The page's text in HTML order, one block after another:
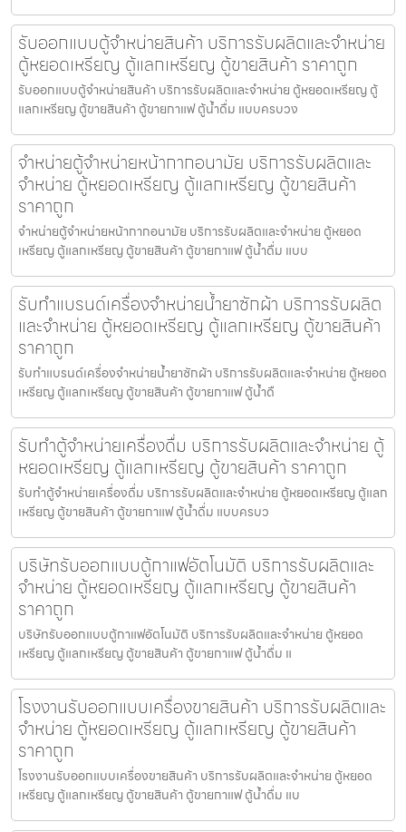
รับออกแบบตู้จำหน่ายสินค้า บริการรับผลิตและจำหน่าย
ตู้หยอดเหรียญ ตู้แลกเหรียญ ตู้ขายสินค้า ราคาถูก
รับออกแบบตู้จำหน่ายสินค้า บริการรับผลิตและจำหน่าย ตู้หยอดเหรียญ ตู้
แลกเหรียญ ตู้ขายสินค้า ตู้ขายกาแฟ ตู้น้ำดื่ม แบบครบวง
จำหน่ายตู้จำหน่ายหน้ากากอนามัย บริการรับผลิตและ
จำหน่าย ตู้หยอดเหรียญ ตู้แลกเหรียญ ตู้ขายสินค้า
ราคาถูก
จำหน่ายตู้จำหน่ายหน้ากากอนามัย บริการรับผลิตและจำหน่าย ตู้หยอด
เหรียญ ตู้แลกเหรียญ ตู้ขายสินค้า ตู้ขายกาแฟ ตู้น้ำดื่ม แบบ
รับทำแบรนด์เครื่องจำหน่ายน้ำยาซักผ้า บริการรับผลิต
และจำหน่าย ตู้หยอดเหรียญ ตู้แลกเหรียญ ตู้ขายสินค้า
ราคาถูก
รับทำแบรนด์เครื่องจำหน่ายน้ำยาซักผ้า บริการรับผลิตและจำหน่าย ตู้หยอด
เหรียญ ตู้แลกเหรียญ ตู้ขายสินค้า ตู้ขายกาแฟ ตู้น้ำดื
รับทำตู้จำหน่ายเครื่องดื่ม บริการรับผลิตและจำหน่าย ตู้
หยอดเหรียญ ตู้แลกเหรียญ ตู้ขายสินค้า ราคาถูก
รับทำตู้จำหน่ายเครื่องดื่ม บริการรับผลิตและจำหน่าย ตู้หยอดเหรียญ ตู้แลก
เหรียญ ตู้ขายสินค้า ตู้ขายกาแฟ ตู้น้ำดื่ม แบบครบว
บริษัทรับออกแบบตู้กาแฟ​อัตโนมัติ บริการรับผลิตและ
จำหน่าย ตู้หยอดเหรียญ ตู้แลกเหรียญ ตู้ขายสินค้า
ราคาถูก
บริษัทรับออกแบบตู้กาแฟ​อัตโนมัติ บริการรับผลิตและจำหน่าย ตู้หยอด
เหรียญ ตู้แลกเหรียญ ตู้ขายสินค้า ตู้ขายกาแฟ ตู้น้ำดื่ม แ
โรงงานรับออกแบบเครื่องขายสินค้า บริการรับผลิตและ
จำหน่าย ตู้หยอดเหรียญ ตู้แลกเหรียญ ตู้ขายสินค้า
ราคาถูก
โรงงานรับออกแบบเครื่องขายสินค้า บริการรับผลิตและจำหน่าย ตู้หยอด
เหรียญ ตู้แลกเหรียญ ตู้ขายสินค้า ตู้ขายกาแฟ ตู้น้ำดื่ม แบ